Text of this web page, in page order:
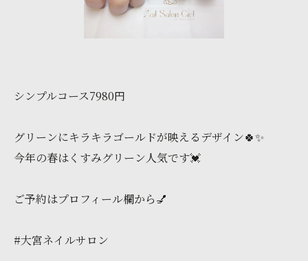
シンプルコース7980円
グリーンにキラキラゴールドが映えるデザイン🍀✨
今年の春はくすみグリーン人気です💓‪
ご予約はプロフィール欄から💅
#大宮ネイルサロン